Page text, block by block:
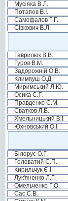
Мусіяка В.Л.
Потапов В.І.
Самофалов Г.Г.
Сівкович В.Л.
Гаврилюк В.В.
Гуров В.М.
Задорожній О.В.
Климпуш О.Д.
Миримський Л.Ю.
Осика С.Г.
Правденко С.М.
Сватков Л.Б.
Хмельницький В.І.
Юхновський О.І.
Білорус О.Г.
Головатий С.П.
Кирильчук Є.І.
Лук'яненко Л.Г.
Омельченко Г.О.
Сас С.В.